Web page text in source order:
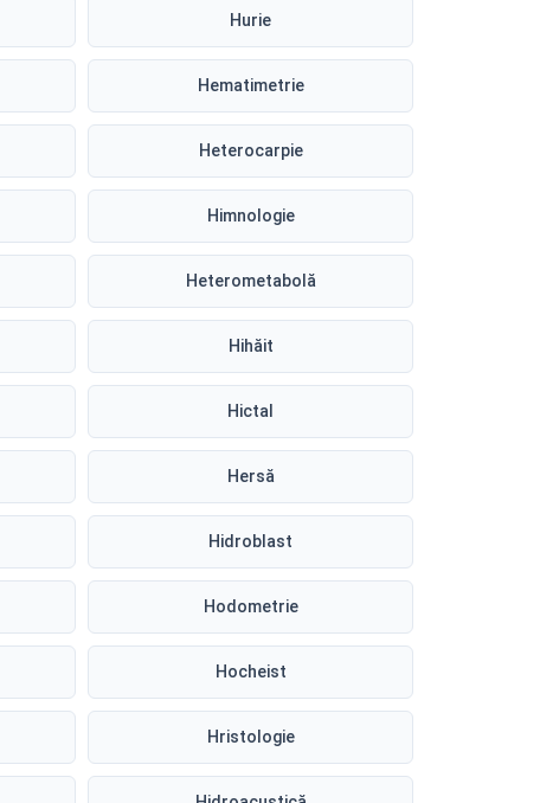
Hurie
Hematimetrie
Heterocarpie
Himnologie
Heterometabolă
Hihăit
Hictal
Hersă
Hidroblast
Hodometrie
Hocheist
Hristologie